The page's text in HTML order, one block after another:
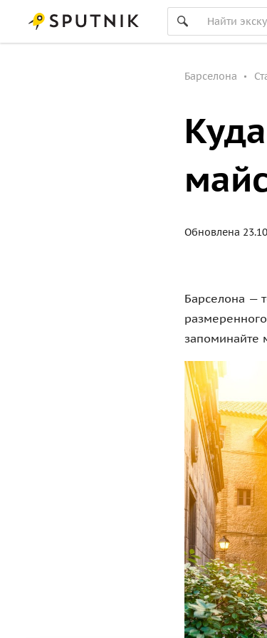
Барселона
Обновлена
Барселона —
запоминайте